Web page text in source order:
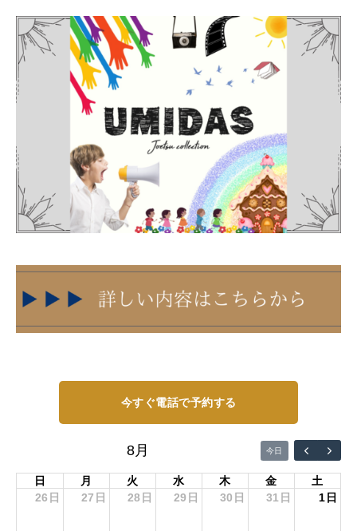
今すぐ電話で予約する
8月 今日
日 月 火 水 木 金
土
26日
27日 28日 29日 30日 31日 1日